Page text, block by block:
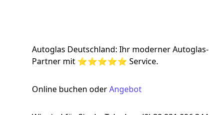
Autoglas Deutschland: Ihr moderner Autoglas-
Partner mit ⭐⭐⭐⭐⭐ Service.
Online buchen oderAngebot